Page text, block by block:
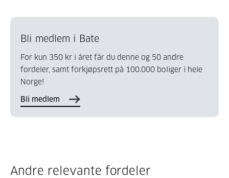
Bli medlem i Bate
For kun 350 kr i året får du denne og 50 andre
fordeler, samt forkjøpsrett på 100.000 boliger i hele
Norge!
Bli medlem
Andre relevante fordeler